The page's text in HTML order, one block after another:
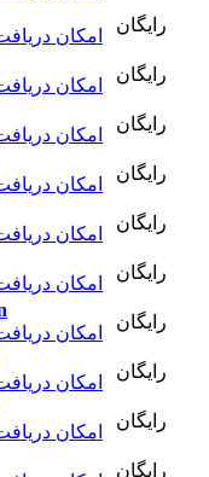
امکان
رایگان
امکان
رایگان
امکان
رایگان
امکان
رایگان
امکان
رایگان
امکان
رایگان
امکان
رایگان
امکان
رایگان
امکان
رایگان
رایگان